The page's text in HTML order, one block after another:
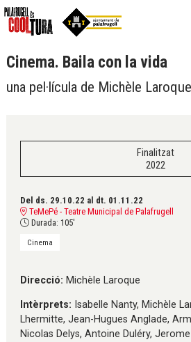
Cinema. Baila con la vida
una pel·lícula de Michèle Laroque
Finalitzat
2022
Del ds. 29.10.22 al dt. 01.11.22
TeMePé - Teatre Municipal de Palafrugell
Durada: 105'
Cinema
Direcció: Michèle Laroque
Intèrprets: Isabelle Nanty, Michèle
Lhermitte, Jean-Hugues Anglade,
Nicolas Delys, Antoine Duléry,